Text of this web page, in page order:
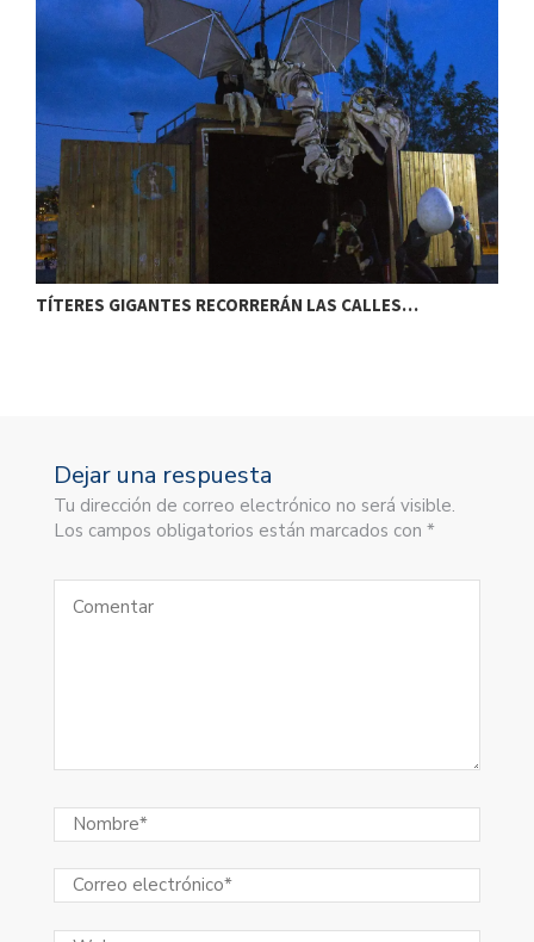
TÍTERES GIGANTES RECORRERÁN LAS CALLES…
Dejar una respuesta
Tu dirección de correo electrónico no será visible.
Los campos obligatorios están marcados con *